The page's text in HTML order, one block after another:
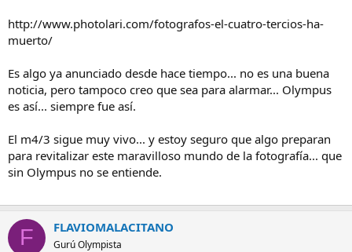
l
t
m
a
i
http://www.photolari.com/fotografos-el-cuatro-tercios-ha-
muerto/
Es algo ya anunciado desde hace tiempo... no es una buena
noticia, pero tampoco creo que sea para alarmar... Olympus
es así... siempre fue así.
El m4/3 sigue muy vivo... y estoy seguro que algo preparan
para revitalizar este maravilloso mundo de la fotografía... que
sin Olympus no se entiende.
F FLAVIOMALACITANO
Gurú Olympista